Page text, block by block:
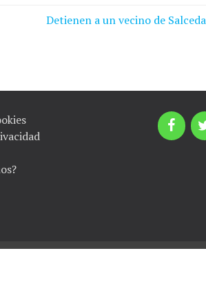
Detienen a un vecino de